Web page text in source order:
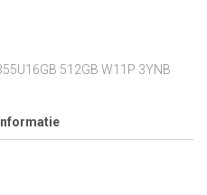
512GB W11P 3YNB